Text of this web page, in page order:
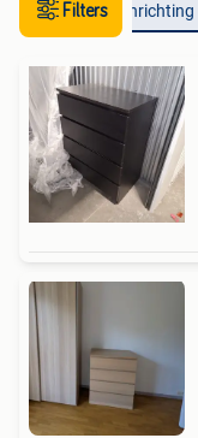
Filters
Huis en Inrichting